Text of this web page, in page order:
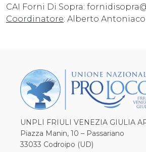
CAI Forni Di Sopra:
Coordinatore: Alberto
UNPLI FRIULI VENEZIA GIULIA
Piazza Manin, 10 – Passariano
33033 Codroipo (UD)